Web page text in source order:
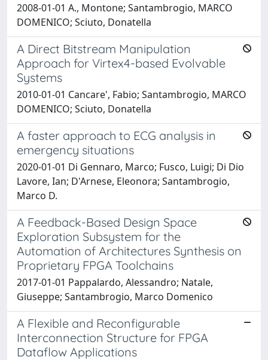
2008-01-01 A., Montone; Santambrogio, MARCO
DOMENICO; Sciuto, Donatella
A Direct Bitstream Manipulation
Approach for Virtex4-based Evolvable
Systems
2010-01-01 Cancare', Fabio; Santambrogio, MARCO
DOMENICO; Sciuto, Donatella
A faster approach to ECG analysis in
emergency situations
2020-01-01 Di Gennaro, Marco; Fusco, Luigi; Di Dio
Lavore, Ian; D'Arnese, Eleonora; Santambrogio,
Marco D.
A Feedback-Based Design Space
Exploration Subsystem for the
Automation of Architectures Synthesis on
Proprietary FPGA Toolchains
2017-01-01 Pappalardo, Alessandro; Natale,
Giuseppe; Santambrogio, Marco Domenico
A Flexible and Reconfigurable
Interconnection Structure for FPGA
Dataflow Applications